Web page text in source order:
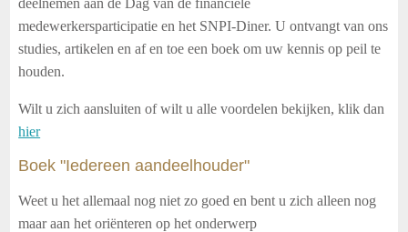
deelnemen aan de Dag van de financiële
medewerkersparticipatie en het SNPI-Diner. U ontvangt van ons
studies, artikelen en af en toe een boek om uw kennis op peil te
houden.
Wilt u zich aansluiten of wilt u alle voordelen bekijken, klik dan
hier
Boek "Iedereen aandeelhouder"
Weet u het allemaal nog niet zo goed en bent u zich alleen nog
maar aan het oriënteren op het onderwerp